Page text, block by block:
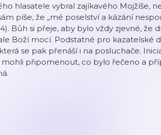
hlasatele vybral zajíkavého Mojžíše,
píše, že „mé poselství a kázání
Bůh si přeje, aby bylo vždy zjevné, že
Boží mocí. Podstatné pro kazatelské
se pak přenáší i na posluchače.
mohli připomenout, co bylo řečeno a